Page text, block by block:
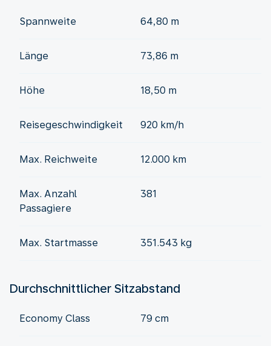
Spannweite 64,80 m
Länge 73,86 m
Höhe 18,50 m
Reisegeschwindigkeit 920 km/h
Max. Reichweite 12.000 km
Max. Anzahl
Passagiere
381
Max. Startmasse 351.543 kg
Durchschnittlicher Sitzabstand
Economy Class 79 cm